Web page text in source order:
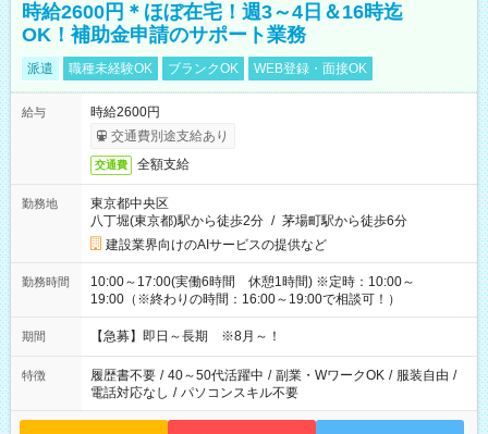
時給2600円＊ほぼ在宅！週3～4日＆16時迄
OK！補助金申請のサポート業務
派遣 職種未経験OK ブランクOK WEB登録・面接OK
給与
時給2600円
交通費別途支給あり
交通費 全額支給
勤務地
東京都中央区
八丁堀(東京都)駅から徒歩2分 / 茅場町駅から徒歩6分
建設業界向けのAIサービスの提供など
勤務時間
10:00～17:00(実働6時間 休憩1時間) ※定時：10:00～
19:00（※終わりの時間：16:00～19:00で相談可！）
期間 【急募】即日～長期 ※8月～！
特徴 履歴書不要 / 40～50代活躍中 / 副業・WワークOK / 服装自由 /
電話対応なし / パソコンスキル不要